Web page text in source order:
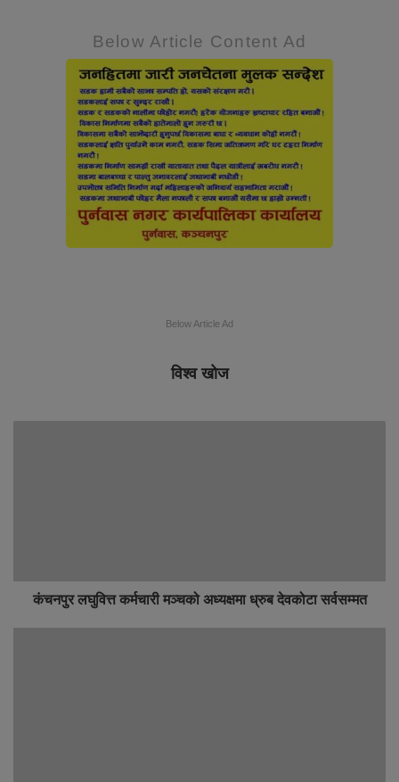
Below Article Content Ad
Below Article Ad
विश्व खोज
कंचनपुर लघुवित्त कर्मचारी मञ्चको अध्यक्षमा ध्रुब देवकोटा सर्वसम्मत